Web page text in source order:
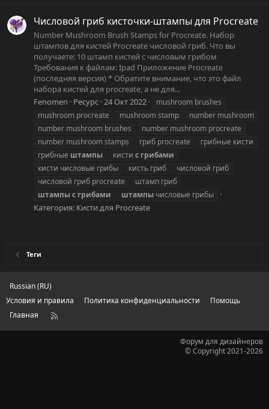
Числовой гриб кисточки-штампы для Procreate
Number Mushroom Brush Stamps for Procreate. Набор
штампов для кистей Procreate числовой гриб. Что вы
получаете: 10 штамп кистей с числовым грибом
Требования к файлам: Ipad Приложение Procreate
(последняя версия) * Обратите внимание, что это файл
набора кистей для procreate, а не для...
Fenomen
Ресурс 24 Окт 2022
mushroom brushes
mushroom procreate
mushroom stamp
number mushroom
number mushroom brushes
number mushroom procreate
number mushroom stamps
гриб procreate
грибные кисти
грибные штампы кисти с грибами
кисти числовые грибы
кисть гриб
числовой гриб
числовой гриб procreate
штамп гриб
штампыс грибами штампы числовые грибы
Категория: Кисти для Procreate
Теги
Russian (RU)
Условия и правила
Политика конфиденциальности
Помощь
Главная
R
Форум для дизайнеров
© Copyright 2021-2026